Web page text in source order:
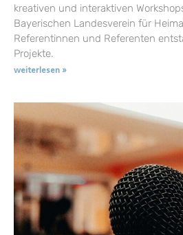
kreativen und interaktiven
Bayerischen Landesverein für
Referentinnen und Referenten
Projekte.
weiterlesen »